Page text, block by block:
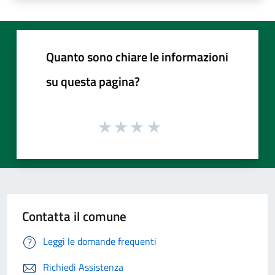
Quanto sono chiare le informazioni
su questa pagina?
Contatta il comune
Leggi le domande frequenti
Richiedi Assistenza